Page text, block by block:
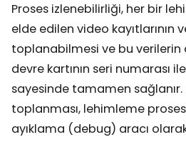
Proses izlenebilirliği, her bir
elde edilen video kayıtlarının
toplanabilmesi ve bu verilerin
devre kartının seri numarası
sayesinde tamamen
toplanması, lehimleme
ayıklama (debug) aracı